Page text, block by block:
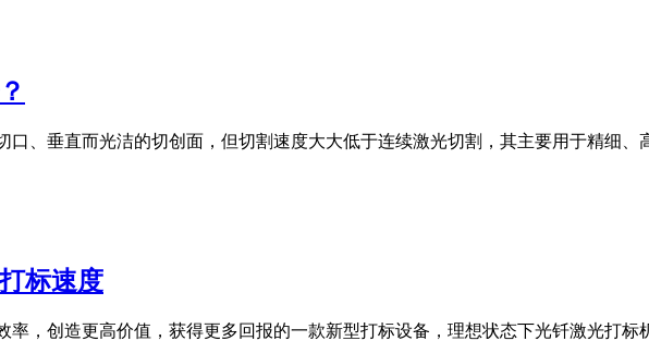
口、垂直而光洁的切创面，但切割速度大大低于连续激光切割，其主要用于精
标速度
，创造更高价值，获得更多回报的一款新型打标设备，理想状态下光钎激光打标